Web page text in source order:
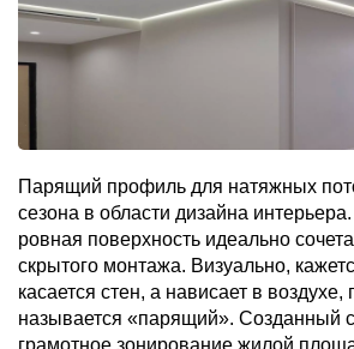
Парящий профиль для натяжных
сезона в области дизайна
ровная поверхность идеально
скрытого монтажа. Визуально,
касается стен, а нависает в воздухе,
называется «парящий». Созданный